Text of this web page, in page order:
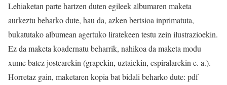
Lehiaketan parte hartzen duten egileek albumaren maketa
aurkeztu beharko dute, hau da, azken bertsioa inprimatuta,
bukatutako albumean agertuko liratekeen testu zein ilustrazioekin.
Ez da maketa koadernatu beharrik, nahikoa da maketa modu
xume batez jostearekin (grapekin, uztaiekin, espiralarekin e. a.).
Horretaz gain, maketaren kopia bat bidali beharko dute: pdf